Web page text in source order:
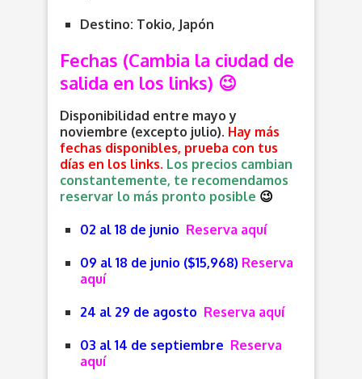
Destino: Tokio, Japón
Fechas (Cambia la ciudad de
salida en los links) 😉
Disponibilidad entre mayo y
noviembre (excepto julio). Hay más
fechas disponibles, prueba con tus
días en los links. Los precios cambian
constantemente, te recomendamos
reservar lo más pronto posible 😉
02 al 18 de junio Reserva aquí
09 al 18 de junio ($15,968) Reserva
aquí
24 al 29 de agosto Reserva aquí
03 al 14 de septiembre Reserva
aquí